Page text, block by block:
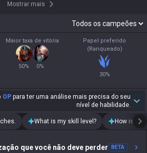
Mostrar mais
Maior taxa de vitória
50% 0%
Papel preferido
(Ranqueado)
30%
OP para ter uma análise mais precisa do seu
nível de habilidade.
What is my skill level? How is my
que você não deve perder BETA